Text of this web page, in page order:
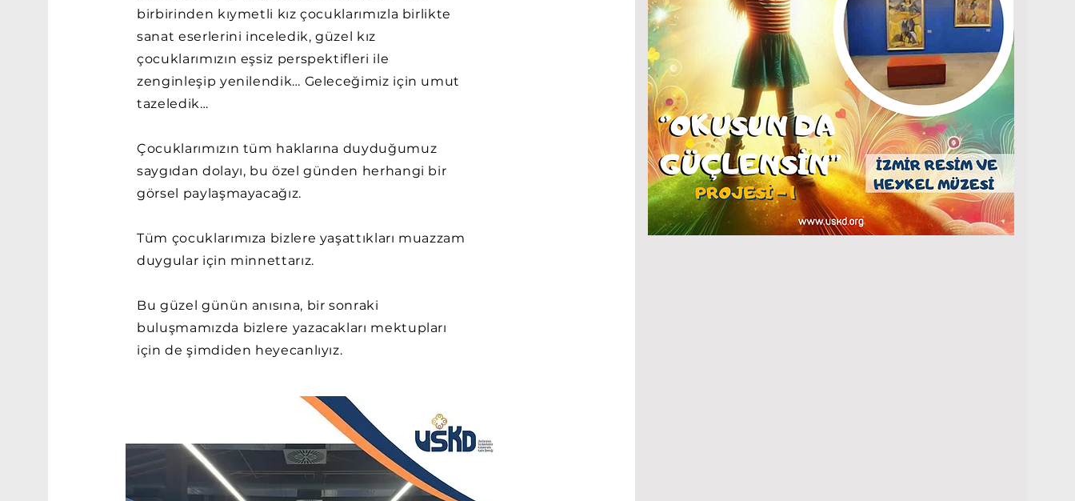
birbirinden kıymetli kız çocuklarımızla birlikte
sanat eserlerini inceledik, güzel kız
çocuklarımızın eşsiz perspektifleri ile
zenginleşip yenilendik… Geleceğimiz için umut
tazeledik…
Çocuklarımızın tüm haklarına duyduğumuz
saygıdan dolayı, bu özel günden herhangi bir
görsel paylaşmayacağız.
Tüm çocuklarımıza bizlere yaşattıkları muazzam
duygular için minnettarız.
Bu güzel günün anısına, bir sonraki
buluşmamızda bizlere yazacakları mektupları
için de şimdiden heyecanlıyız.